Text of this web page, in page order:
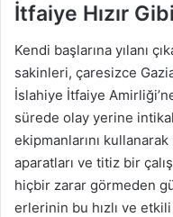
İtfaiye Hızır
Kendi başlarına yılanı
sakinleri, çaresizce
İslahiye İtfaiye
sürede olay yerine
ekipmanlarını
aparatları ve titiz bir
hiçbir zarar görmeden
erlerinin bu hızlı ve